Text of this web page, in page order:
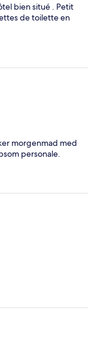
bien situé . Petit
de toilette en
morgenmad med
personale.